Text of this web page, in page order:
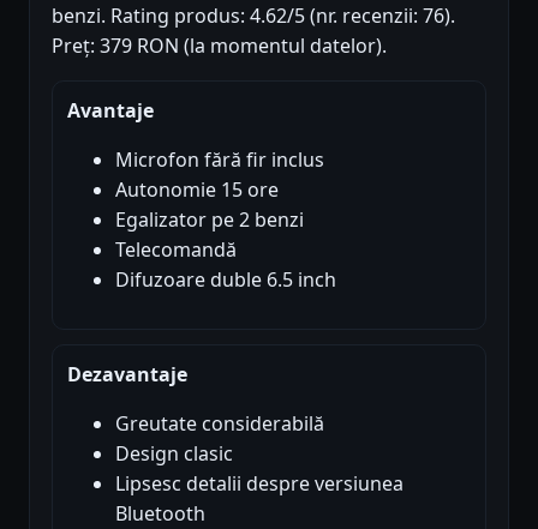
benzi. Rating produs: 4.62/5 (nr. recenzii: 76).
Preț: 379 RON (la momentul datelor).
Avantaje
Microfon fără fir inclus
Autonomie 15 ore
Egalizator pe 2 benzi
Telecomandă
Difuzoare duble 6.5 inch
Dezavantaje
Greutate considerabilă
Design clasic
Lipsesc detalii despre versiunea
Bluetooth